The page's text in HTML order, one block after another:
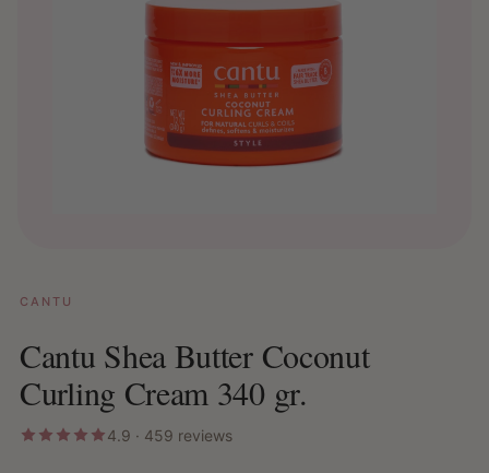
CANTU
Cantu Shea Butter Coconut
Curling Cream 340 gr.
4.9 · 459 reviews